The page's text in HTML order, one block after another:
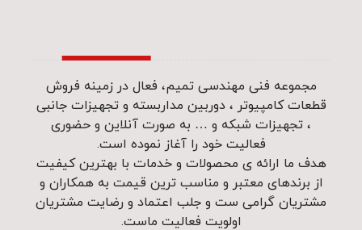
مجموعه فنی مهندسی تمیم، فعال در زمینه فروش
قطعات کامپیوتر ، دوربین مداربسته و تجهیزات جانبی
، تجهیزات شبکه و … به صورت آنلاین و حضوری
فعالیت خود را آغاز نموده است.
هدف ما ارائه ی محصولات و خدمات با بهترین کیفیت
از برندهای معتبر و مناسب ترین قیمت به همکاران و
مشتریان گرامی ست و جلب اعتماد و رضایت مشتریان
اولویت فعالیت ماست.